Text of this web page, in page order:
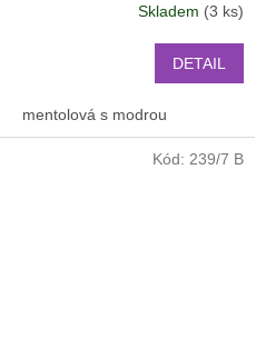
Skladem (3 ks)
DETAIL
mentolová s modrou
Kód: 239/7 B